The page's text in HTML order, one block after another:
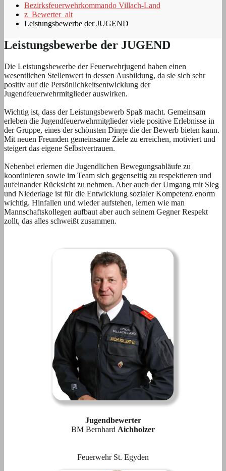
Bezirksfeuerwehrkommando Villach-Land
z_Bewerter_alt
Leistungsbewerbe der JUGEND
Leistungsbewerbe der JUGEND
Die Leistungsbewerbe der Feuerwehrjugend haben einen
wesentlichen Stellenwert in dessen Ausbildung, da sie sich sehr
positiv auf die Persönlichkeitsentwicklung der
Jugendfeuerwehrmitglieder auswirken.
Wichtig ist, dass der Leistungsbewerb Spaß macht. Gemeinsam
erleben die Jugendfeuerwehrmitglieder viele positive Erlebnisse in
der Gruppe, eines der schönsten Dinge die der Bewerb bieten kann.
Mit neuen Freunden gemeinsame Ziele zu erreichen, motiviert und
steigert das eigene Selbstvertrauen.
Nebenbei erlernen die Jugendlichen Bewegungsabläufe zu
koordinieren sowie im Team sich gegenseitig zu respektieren und
aufeinander Rücksicht zu nehmen. Aber auch der Umgang mit Sieg
und Niederlage ist für die Entwicklung sozialer Kompetenz enorm
wichtig. Hinfallen und wieder aufstehen, lernen wie man
Mannschaftskollegen aufbaut aber auch seinem Gegner Respekt
zollt, das alles schweißt zusammen.
Jugendbewerter
BM Bernhard Aichholzer
Feuerwehr St. Egyden